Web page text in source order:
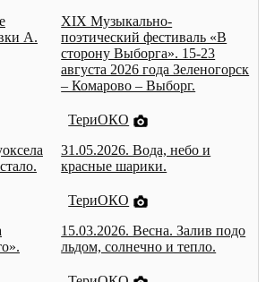
А.
XIX Музыкально-
поэтический фестиваль «В
сторону Выборга». 15-23
августа 2026 года Зеленогорск
– Комарово – Выборг.
ТериОКО
31.05.2026. Вода, небо и
красные шарики.
ТериОКО
15.03.2026. Весна. Залив подо
льдом, солнечно и тепло.